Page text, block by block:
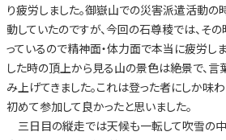
り疲労しました。御嶽山での災害派遣活動
動していたのですが、今回の石尊稜では、そ
っているので精神面・体力面で本当に疲労し
した時の頂上から見る山の景色は絶景で、
み上げてきました。これは登った者にしか味
初めて参加して良かったと思いました。
三日目の縦走では天候も一転して吹雪の